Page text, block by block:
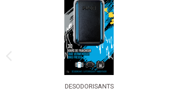
DESODORISANTS